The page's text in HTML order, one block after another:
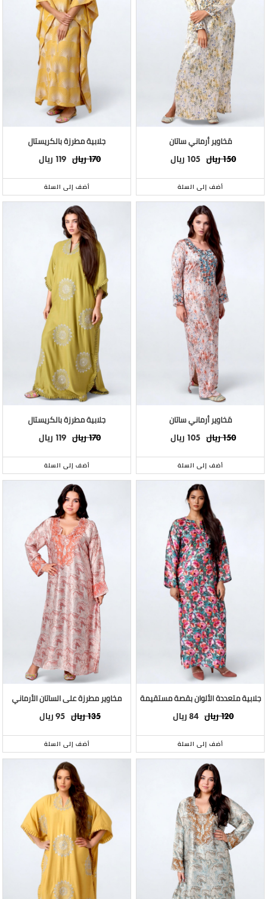
مَخاوير أرماني ساتان
ريال150 ريال 105
أضف إلى السلة
جلابية مطرزة بالكريستال
ريال170 ريال 119
أضف إلى السلة
مَخاوير أرماني ساتان
ريال150 ريال 105
أضف إلى السلة
جلابية مطرزة بالكريستال
ريال170 ريال 119
أضف إلى السلة
جلابية متعددة الألوان بقصة مستقيمة
ريال120 ريال 84
أضف إلى السلة
مخاوير مطرزة على الساتان الأرماني
ريال135 ريال 95
أضف إلى السلة